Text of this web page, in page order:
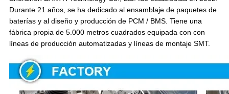
Durante 21 años, se ha dedicado al ensamblaje de paquetes de
baterías y al diseño y producción de PCM / BMS. Tiene una
fábrica propia de 5.000 metros cuadrados equipada con con
líneas de producción automatizadas y líneas de montaje SMT.